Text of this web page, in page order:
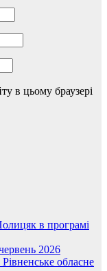
в цьому браузері
в програмі
2026
обласне